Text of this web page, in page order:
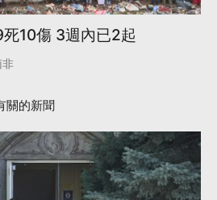
10傷 3週內已2起
非
關的新聞